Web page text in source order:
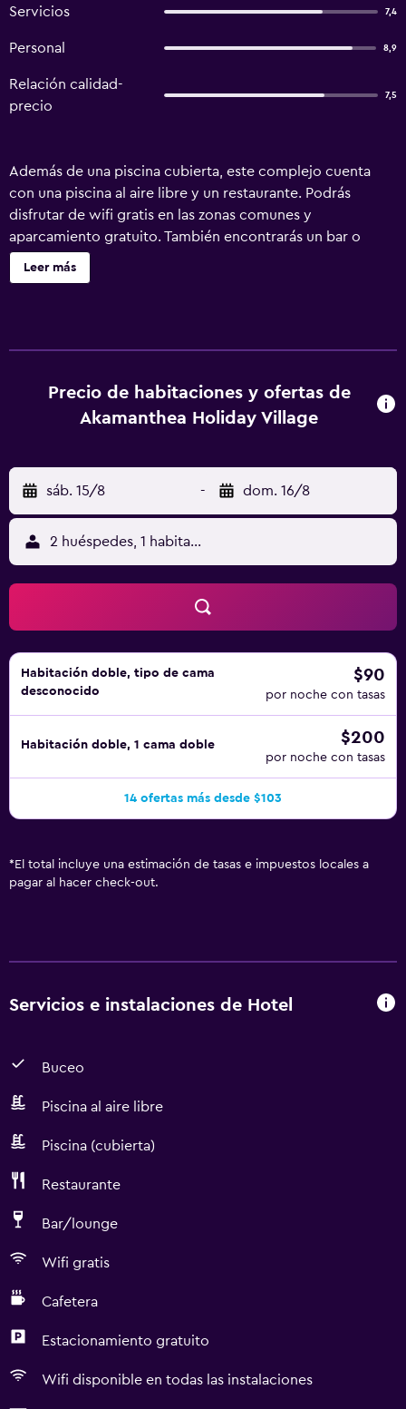
Servicios 7,4
Personal 8,9
Relación calidad-
precio
7,5
Además de una piscina cubierta, este complejo cuenta
con una piscina al aire libre y un restaurante. Podrás
disfrutar de wifi gratis en las zonas comunes y
aparcamiento gratuito. También encontrarás un bar o
lounge, un bar junto a la piscina y una sauna. Akamanthea
Holiday Village ofrece 76 alojamientos con aire
Los huéspedes pueden navegar por la web gracias a
nuestro acceso a Internet wifi gratis (velocidad: 25 Mbps o
tabla de planchar con plancha y secador de pelo. También
hay cunas gratuitas a disposición de los clientes. Se ofrece
servicio de limpieza todos los días. En el alojamiento hay
piscina cubierta, piscina al aire libre y piscina infantil.
Otros servicios de ocio y esparcimiento incluyen sauna.
Se pueden practicar las actividades de ocio y
esparcimiento que se indican más abajo en las
instalaciones o cerca del alojamiento (es posible que se
aplique un recargo).
Leer más
Precio de habitaciones y ofertas de
Akamanthea Holiday Village
sáb. 15/8 - dom. 16/8
2 huéspedes, 1 habitación
Habitación doble, tipo de cama
desconocido
$90
por noche con tasas
Habitación doble, 1 cama doble $200
por noche con tasas
14 ofertas más desde $103
* El total incluye una estimación de tasas e impuestos locales a
pagar al hacer check-out.
Servicios e instalaciones de Hotel
Buceo
Piscina al aire libre
Piscina (cubierta)
Restaurante
Bar/lounge
Wifi gratis
Cafetera
Estacionamiento gratuito
Wifi disponible en todas las instalaciones